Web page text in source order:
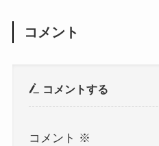
コメント
コメントする
コメント ※